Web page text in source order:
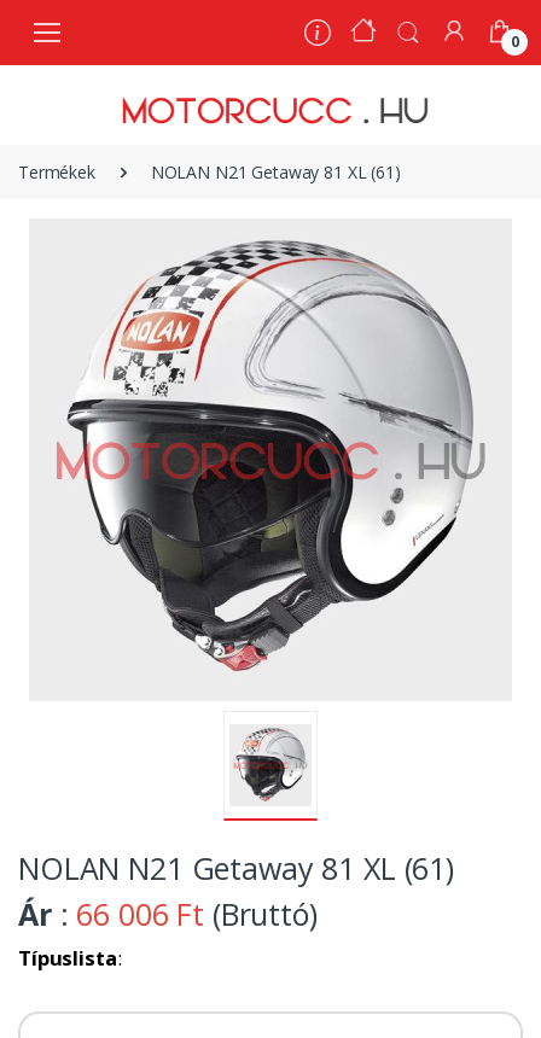
0
Termékek NOLAN N21 Getaway 81 XL (61)
NOLAN N21 Getaway 81 XL (61)
Ár : 66 006 Ft (Bruttó)
Típuslista:
0